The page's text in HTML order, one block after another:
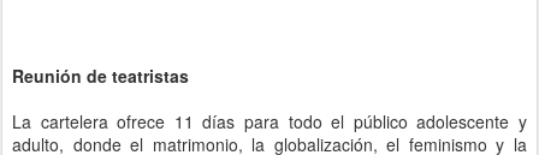
Reunión de teatristas
La cartelera ofrece 11 días para todo el público adolescente y
adulto, donde el matrimonio, la globalización, el feminismo y la